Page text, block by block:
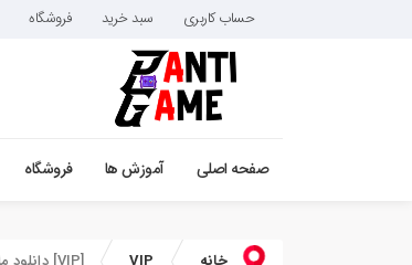
حساب کاربری سبد خرید فروشگاه
صفحه اصلی آموزش ها فروشگاه